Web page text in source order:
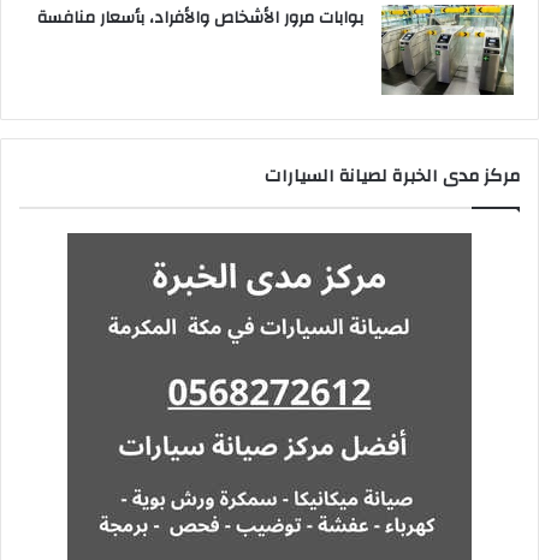
بوابات مرور الأشخاص والأفراد، بأسعار منافسة
مركز مدى الخبرة لصيانة السيارات